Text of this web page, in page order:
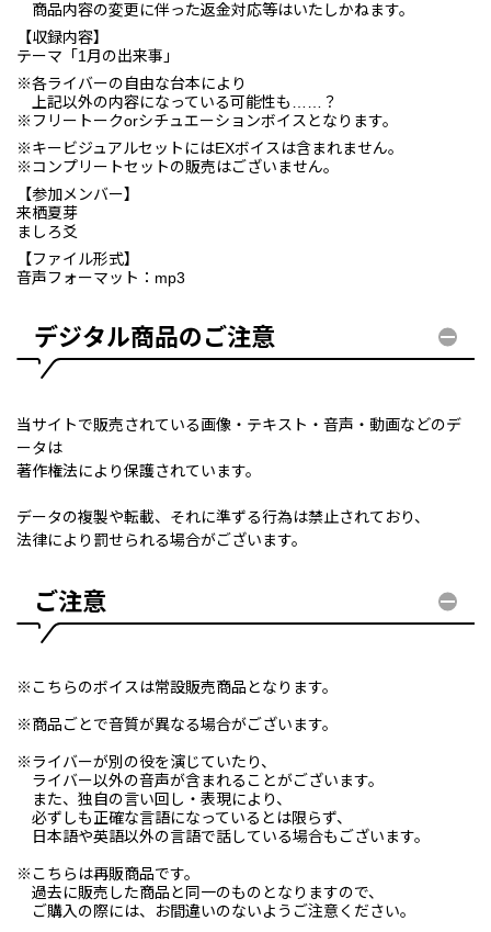
商品内容の変更に伴った返金対応等はいたしかねます。
【収録内容】
テーマ「1月の出来事」
※各ライバーの自由な台本により
上記以外の内容になっている可能性も……？
※フリートークorシチュエーションボイスとなります。
※キービジュアルセットにはEXボイスは含まれません。
※コンプリートセットの販売はございません。
【参加メンバー】
来栖夏芽
ましろ爻
【ファイル形式】
音声フォーマット：mp3
デジタル商品のご注意
当サイトで販売されている画像・テキスト・音声・動画などのデ
ータは
著作権法により保護されています。
データの複製や転載、それに準ずる行為は禁止されており、
法律により罰せられる場合がございます。
ご注意
※こちらのボイスは常設販売商品となります。
※商品ごとで音質が異なる場合がございます。
※ライバーが別の役を演じていたり、
ライバー以外の音声が含まれることがございます。
また、独自の言い回し・表現により、
必ずしも正確な言語になっているとは限らず、
日本語や英語以外の言語で話している場合もございます。
※こちらは再販商品です。
過去に販売した商品と同一のものとなりますので、
ご購入の際には、お間違いのないようご注意ください。